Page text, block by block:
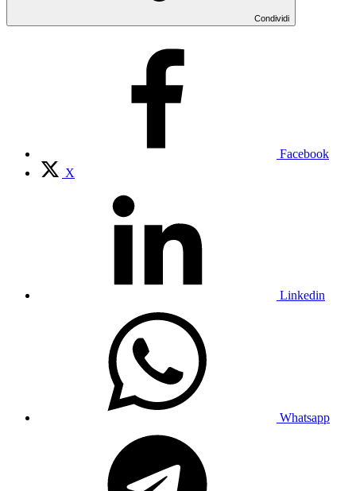
Condividi
Facebook
X
Linkedin
Whatsapp